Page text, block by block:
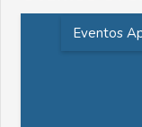
Eventos